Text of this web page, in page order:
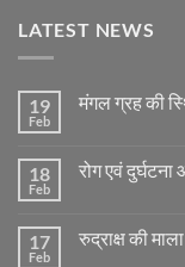
LATEST NEWS
19
Feb
मंगल ग्रह की
मंगल
के
अनुसार
18
Feb
रोग एवं दुर्घटना
रोग
17
Feb
रुद्राक्ष की माला